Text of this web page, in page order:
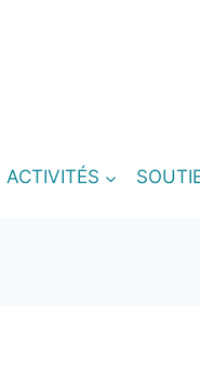
ACTIVITÉS